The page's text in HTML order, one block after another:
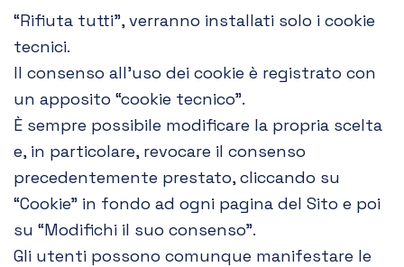
“Rifiuta tutti”, verranno installati solo i cookie
tecnici.
Il consenso all’uso dei cookie è registrato con
un apposito “cookie tecnico”.
È sempre possibile modificare la propria scelta
e, in particolare, revocare il consenso
precedentemente prestato, cliccando su
“Cookie” in fondo ad ogni pagina del Sito e poi
su “Modifichi il suo consenso”.
Gli utenti possono comunque manifestare le